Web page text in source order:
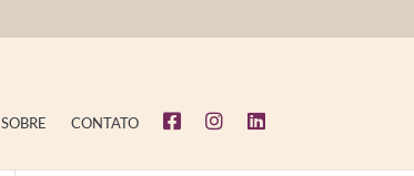
SOBRE CONTATO